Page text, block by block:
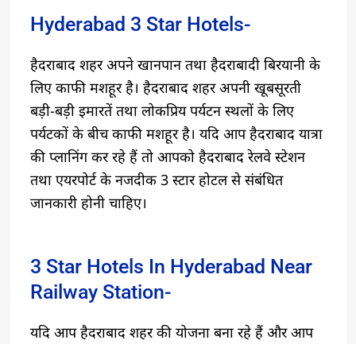
Hyderabad 3 Star Hotels-
हैदराबाद शहर अपने खानपान तथा हैदराबादी बिरयानी के
लिए काफी मशहूर है। हैदराबाद शहर अपनी खूबसूरती
बड़ी-बड़ी इमारतें तथा लोकप्रिय पर्यटन स्थलों के लिए
पर्यटकों के बीच काफी मशहूर है। यदि आप हैदराबाद यात्रा
की प्लानिंग कर रहे हैं तो आपको हैदराबाद रेलवे स्टेशन
तथा एयरपोर्ट के नजदीक 3 स्टार होटल से संबंधित
जानकारी होनी चाहिए।
3 Star Hotels In Hyderabad Near
Railway Station-
यदि आप हैदराबाद शहर की योजना बना रहे हैं और आप